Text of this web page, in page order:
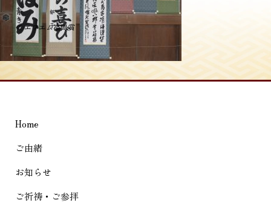
投
稿
ナ
ビ
ー
シ
ョ
ン
≪エフエム福岡賞
Home
ご由緒
お知らせ
ご祈祷・ご参拝